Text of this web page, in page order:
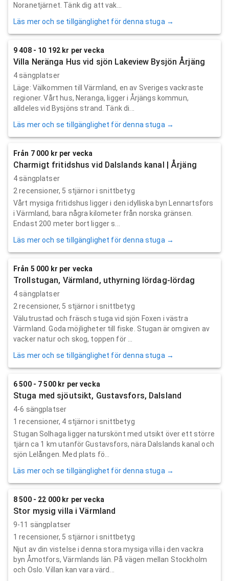
Noranetjärnet. Tänk dig att vak...
Läs mer och se tillgänglighet för denna stuga →
9 408 - 10 192 kr per vecka
Villa Neränga Hus vid sjön Lakeview Bysjön Årjäng
4 sängplatser
Läge: Välkommen till Värmland, en av Sveriges vackraste
regioner. Vårt hus, Neranga, ligger i Årjängs kommun,
alldeles vid Bysjöns strand. Tänk di...
Läs mer och se tillgänglighet för denna stuga →
Från 7 000 kr per vecka
Charmigt fritidshus vid Dalslands kanal | Årjäng
4 sängplatser
2 recensioner, 5 stjärnor i snittbetyg
Vårt mysiga fritidshus ligger i den idylliska byn Lennartsfors
i Värmland, bara några kilometer från norska gränsen.
Endast 200 meter bort ligger s...
Läs mer och se tillgänglighet för denna stuga →
Från 5 000 kr per vecka
Trollstugan, Värmland, uthyrning lördag-lördag
4 sängplatser
2 recensioner, 5 stjärnor i snittbetyg
Välutrustad och fräsch stuga vid sjön Foxen i västra
Värmland. Goda möjligheter till fiske. Stugan är omgiven av
vacker natur och skog, toppen för ...
Läs mer och se tillgänglighet för denna stuga →
6 500 - 7 500 kr per vecka
Stuga med sjöutsikt, Gustavsfors, Dalsland
4-6 sängplatser
1 recensioner, 4 stjärnor i snittbetyg
Stugan Solhaga ligger naturskönt med utsikt över ett större
tjärn ca 1 km utanför Gustavsfors, nära Dalslands kanal och
sjön Lelången. Med plats fö...
Läs mer och se tillgänglighet för denna stuga →
8 500 - 22 000 kr per vecka
Stor mysig villa i Värmland
9-11 sängplatser
1 recensioner, 5 stjärnor i snittbetyg
Njut av din vistelse i denna stora mysiga villa i den vackra
byn Åmotfors, Värmlands län. På vägen mellan Stockholm
och Oslo. Villan kan vara värd...